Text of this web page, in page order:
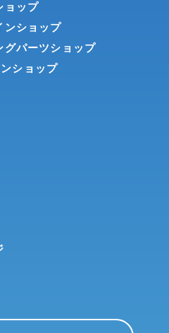
ョップ
ンショップ
グパーツショップ
ショップ